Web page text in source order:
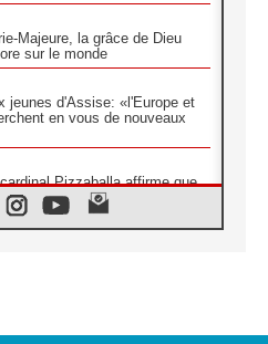
Majeure, la grâce de Dieu
sur le monde
jeunes d'Assise: «l'Europe et
en vous de nouveaux
Pizzaballa affirme que
veulent la paix»